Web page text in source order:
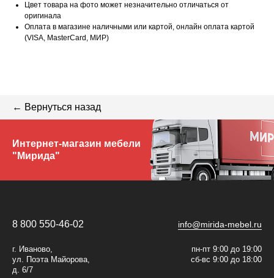
Цвет товара на фото может незначительно отличаться от
оригинала
Оплата в магазине наличными или картой, онлайн оплата картой
(VISA, MasterCard, МИР)
← Вернуться назад
Интернет-магазин мебели
"Мирида"
info@mirida-mebel.ru
г. Иваново,
ул. Поэта Майорова,
д. 6/7
пн-пт 9:00 до 19:00
сб-вс 9:00 до 18:00
8 800 550-46-02